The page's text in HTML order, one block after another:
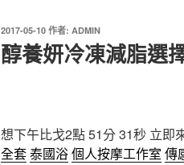
發
佈
於
2017-05-10 作者: ADMIN
醇養妍冷凍減脂選
想下午比戈2點 51分 31秒 立即
全套泰國浴個人按摩工作室 傳